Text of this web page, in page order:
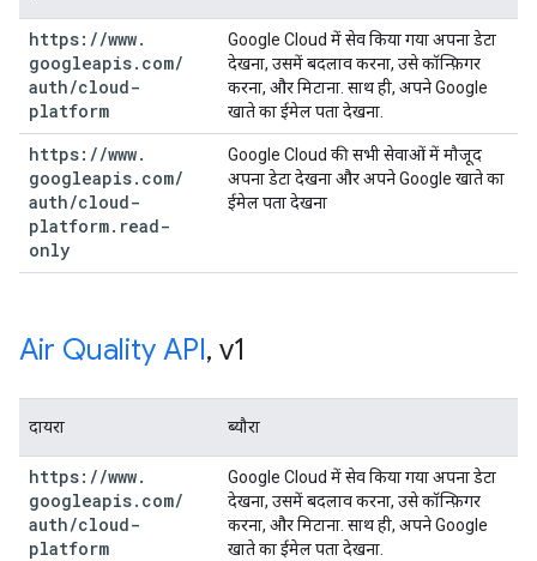
https: //www.
googleapis. com/
auth/cloud-
platform
Google Cloud में सेव किया गया अपना डेटा
देखना, उसमें बदलाव करना, उसे कॉन्फ़िगर
करना, और मिटाना. साथ ही, अपने Google
खाते का ईमेल पता देखना.
https: //www.
googleapis. com/
auth/cloud-
platform. read-
only
Google Cloud की सभी सेवाओं में मौजूद
अपना डेटा देखना और अपने Google खाते का
ईमेल पता देखना
Air Quality API, v1
दायरा ब्यौरा
https: //www.
googleapis. com/
auth/cloud-
platform
Google Cloud में सेव किया गया अपना डेटा
देखना, उसमें बदलाव करना, उसे कॉन्फ़िगर
करना, और मिटाना. साथ ही, अपने Google
खाते का ईमेल पता देखना.